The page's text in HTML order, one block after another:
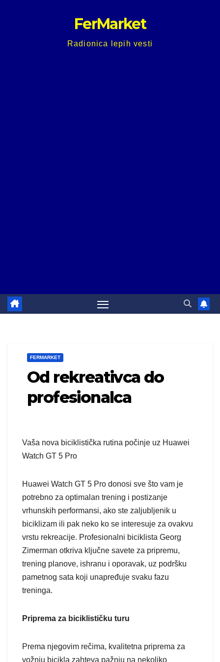
FerMarket
Radionica lepih vesti
FERMARKET
Od rekreativca do
profesionalca
Vaša nova biciklistička rutina počinje uz Huawei
Watch GT 5 Pro
Huawei Watch GT 5 Pro donosi sve što vam je
potrebno za optimalan trening i postizanje
vrhunskih performansi, ako ste zaljubljenik u
biciklizam ili pak neko ko se interesuje za ovakvu
vrstu rekreacije. Profesionalni biciklista Georg
Zimerman otkriva ključne savete za pripremu,
trening planove, ishranu i oporavak, uz podršku
pametnog sata koji unapređuje svaku fazu
treninga.
Priprema za biciklističku turu
Prema njegovim rečima, kvalitetna priprema za
vožnju bicikla zahteva pažnju na nekoliko